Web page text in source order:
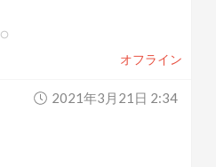
オフライン
2021年3月21日 2:34